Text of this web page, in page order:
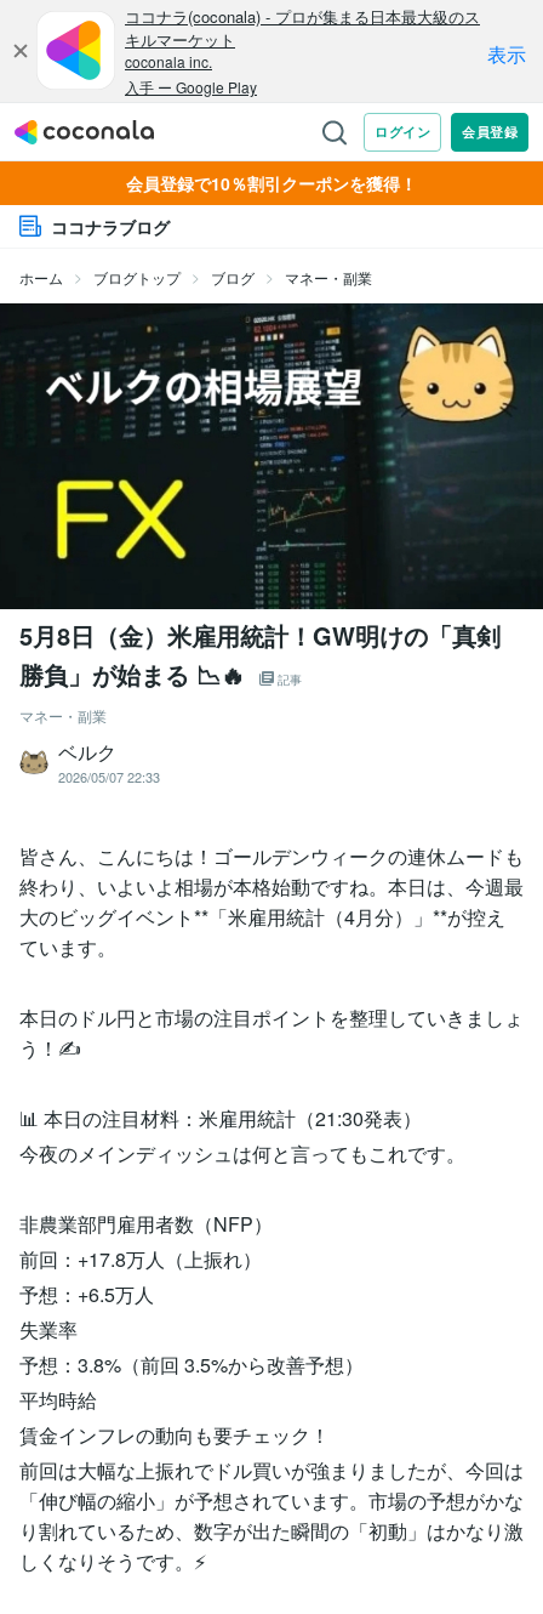
会員登録で10％割引クーポンを獲得！
ココナラブログ
ホーム ブログトップ ブログ マネー・副業
5月8日（金）米雇用統計！GW明けの「真剣
勝負」が始まる 📉🔥
記事
マネー・副業
ベルク
2026/05/07 22:33
皆さん、こんにちは！ゴールデンウィークの連休ムードも
終わり、いよいよ相場が本格始動ですね。本日は、今週最
大のビッグイベント**「米雇用統計（4月分）」**が控え
ています。
​本日のドル円と市場の注目ポイントを整理していきましょ
う！✍️
​📊 本日の注目材料：米雇用統計（21:30発表）
​今夜のメインディッシュは何と言ってもこれです。
​非農業部門雇用者数（NFP）
​前回：+17.8万人（上振れ）
​予想：+6.5万人
​失業率
​予想：3.8%（前回 3.5%から改善予想）
​平均時給
​賃金インフレの動向も要チェック！
​前回は大幅な上振れでドル買いが強まりましたが、今回は
「伸び幅の縮小」が予想されています。市場の予想がかな
り割れているため、数字が出た瞬間の「初動」はかなり激
しくなりそうです。⚡️